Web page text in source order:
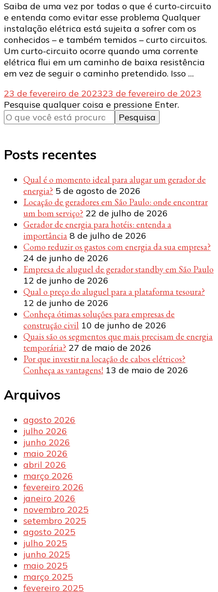
Saiba de uma vez por todas o que é curto-circuito
e entenda como evitar esse problema Qualquer
instalação elétrica está sujeita a sofrer com os
conhecidos – e também temidos – curto circuitos.
Um curto-circuito ocorre quando uma corrente
elétrica flui em um caminho de baixa resistência
em vez de seguir o caminho pretendido. Isso …
23 de fevereiro de 202323 de fevereiro de 2023
Procurando
algo?
Pesquise qualquer coisa e pressione Enter.
Posts recentes
Qual é o momento ideal para alugar um gerador de
energia? 5 de agosto de 2026
Locação de geradores em São Paulo: onde encontrar
um bom serviço? 22 de julho de 2026
Gerador de energia para hotéis: entenda a
importância 8 de julho de 2026
Como reduzir os gastos com energia da sua empresa?
24 de junho de 2026
Empresa de aluguel de gerador standby em São Paulo
12 de junho de 2026
Qual o preço do aluguel para a plataforma tesoura?
12 de junho de 2026
Conheça ótimas soluções para empresas de
construção civil 10 de junho de 2026
Quais são os segmentos que mais precisam de energia
temporária? 27 de maio de 2026
Por que investir na locação de cabos elétricos?
Conheça as vantagens! 13 de maio de 2026
Arquivos
agosto 2026
julho 2026
junho 2026
maio 2026
abril 2026
março 2026
fevereiro 2026
janeiro 2026
novembro 2025
setembro 2025
agosto 2025
julho 2025
junho 2025
maio 2025
março 2025
fevereiro 2025